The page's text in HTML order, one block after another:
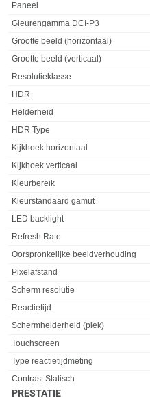
Paneel
Gleurengamma DCI-P3
Grootte beeld (horizontaal)
Grootte beeld (verticaal)
Resolutieklasse
HDR
Helderheid
HDR Type
Kijkhoek horizontaal
Kijkhoek verticaal
Kleurbereik
Kleurstandaard gamut
LED backlight
Refresh Rate
Oorspronkelijke beeldverhouding
Pixelafstand
Scherm resolutie
Reactietijd
Schermhelderheid (piek)
Touchscreen
Type reactietijdmeting
Contrast Statisch
PRESTATIE